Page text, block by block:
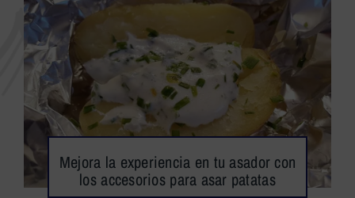
Mejora la experiencia en tu asador con
los accesorios para asar patatas